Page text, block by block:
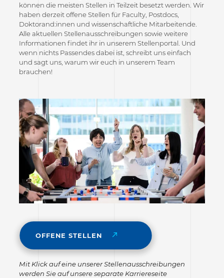
können die meisten Stellen in Teilzeit besetzt werden. Wir
haben derzeit offene Stellen für Faculty, Postdocs,
Doktorand:innen und wissenschaftliche Mitarbeitende.
Alle aktuellen Stellenausschreibungen sowie weitere
Informationen findet ihr in unserem Stellenportal. Und
wenn nichts Passendes dabei ist, schreibt uns einfach
und sagt uns, warum wir euch in unserem Team
brauchen!
OFFENE STELLEN
Mit Klick auf eine unserer Stellenausschreibungen
werden Sie auf unsere separate Karriereseite